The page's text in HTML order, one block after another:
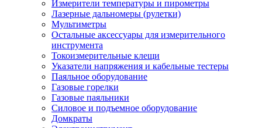
Измерители температуры и пирометры
Лазерные дальномеры (рулетки)
Мультиметры
Остальные аксессуары для измерительного
инструмента
Токоизмерительные клещи
Указатели напряжения и кабельные тестеры
Паяльное оборудование
Газовые горелки
Газовые паяльники
Силовое и подъемное оборудование
Домкраты